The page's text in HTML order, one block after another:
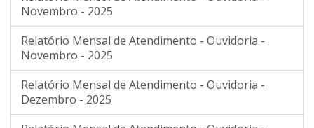
Novembro - 2025
Relatório Mensal de Atendimento - Ouvidoria -
Novembro - 2025
Relatório Mensal de Atendimento - Ouvidoria -
Dezembro - 2025